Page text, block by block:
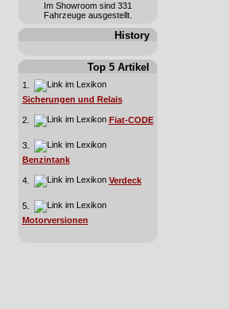
Im Showroom sind 331
Fahrzeuge ausgestellt.
History
Top 5 Artikel
1.
Sicherungen und Relais
2. Fiat-CODE
3.
Benzintank
4. Verdeck
5.
Motorversionen